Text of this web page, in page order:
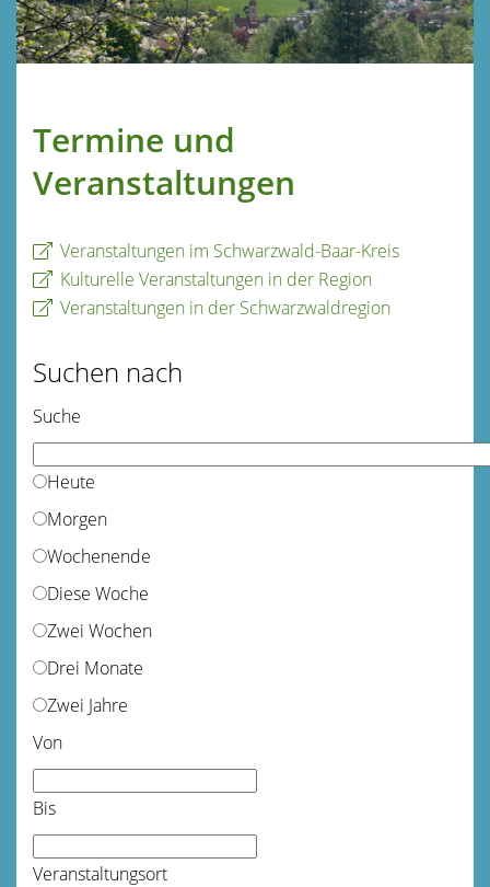
Termine und
Veranstaltungen
Veranstaltungen im Schwarzwald-Baar-Kreis
Kulturelle Veranstaltungen in der Region
Veranstaltungen in der Schwarzwaldregion
Suchen nach
Suche
Heute
Morgen
Wochenende
Diese Woche
Zwei Wochen
Drei Monate
Zwei Jahre
Von
Bis
Veranstaltungsort